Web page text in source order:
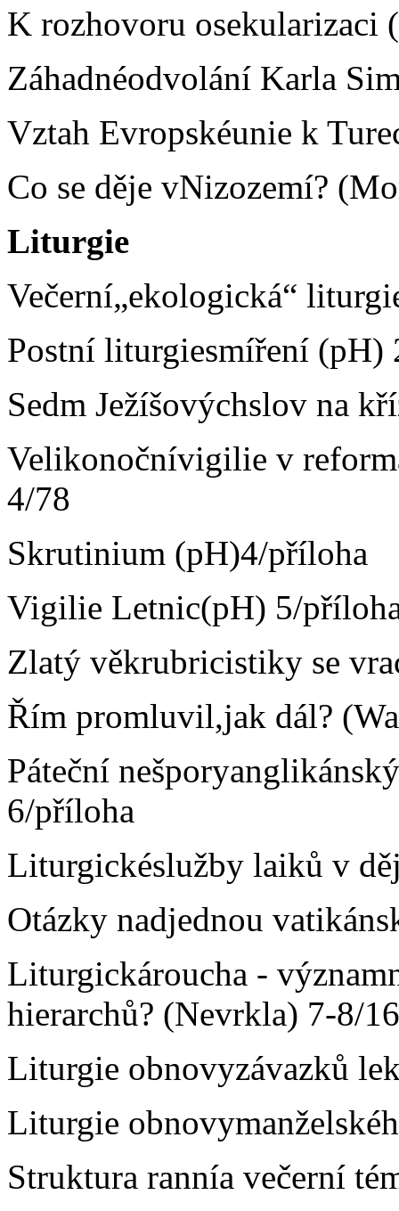
K rozhovoru osekularizaci
Záhadnéodvolání Karla
Vztah Evropskéunie k
Co se děje vNizozemí?
Liturgie
Večerní„ekologická“
Postní liturgiesmíření (pH)
Sedm Ježíšovýchslov na
Velikonočnívigilie v
4/78
Skrutinium (pH)4/příloha
Vigilie Letnic(pH) 5/
Zlatý věkrubricistiky se
Řím promluvil,jak dál?
Páteční
6/příloha
Liturgickéslužby laiků v
Otázky nadjednou
Liturgickároucha -
hierarchů? (Nevrkla) 7‑8/
Liturgie obnovyzávazků
Liturgie
Struktura rannía večerní